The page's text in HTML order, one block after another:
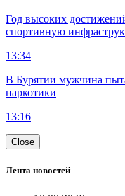
Год высоких
спортивную
13:34
В Бурятии мужчина
наркотики
13:16
Close
Лента новостей